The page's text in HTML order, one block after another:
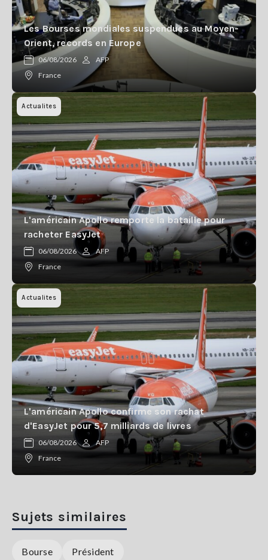
Les Bourses mondiales suspendues au Moyen-
Orient, records en Europe
06/08/2026
AFP
France
Actualites
L'américain Apollo remporte la bataille pour
racheter EasyJet
06/08/2026
AFP
France
Actualites
L'américain Apollo confirme son rachat
d'EasyJet pour 5,7 milliards de livres
06/08/2026
AFP
France
Sujets similaires
Bourse Président